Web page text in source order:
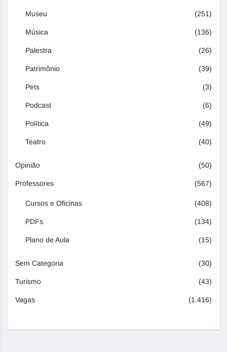
Museu (251)
Música (136)
Palestra (26)
Patrimônio (39)
Pets (3)
Podcast (6)
Política (49)
Teatro (40)
Opinião (50)
Professores (567)
Cursos e Oficinas (408)
PDFs (134)
Plano de Aula (15)
Sem Categoria (30)
Turismo (43)
Vagas (1.416)